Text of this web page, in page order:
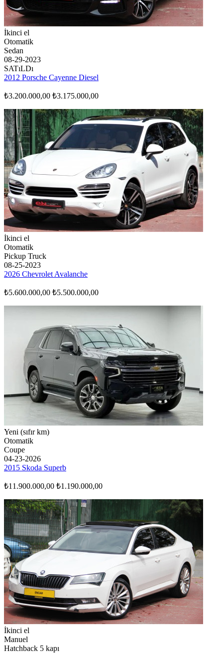
İkinci el
Otomatik
Sedan
08-29-2023
SATıLDı
2012 Porsche Cayenne Diesel
₺3.200.000,00 ₺3.175.000,00
İkinci el
Otomatik
Pickup Truck
08-25-2023
2026 Chevrolet Avalanche
₺5.600.000,00 ₺5.500.000,00
Yeni (sıfır km)
Otomatik
Coupe
04-23-2026
2015 Skoda Superb
₺11.900.000,00 ₺1.190.000,00
İkinci el
Manuel
Hatchback 5 kapı